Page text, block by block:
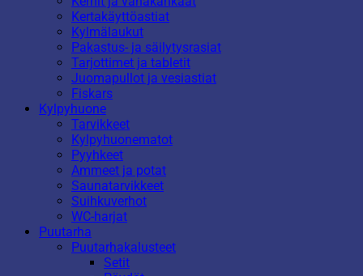
Kertakäyttöastiat
Kylmälaukut
Pakastus- ja säilytysrasiat
Tarjottimet ja tabletit
Juomapullot ja vesiastiat
Fiskars
Kylpyhuone
Tarvikkeet
Kylpyhuonematot
Pyyhkeet
Ammeet ja potat
Saunatarvikkeet
Suihkuverhot
WC-harjat
Puutarha
Puutarhakalusteet
Setit